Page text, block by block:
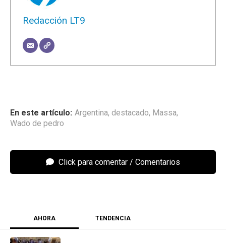
Redacción LT9
Argentina, destacado, Massa,
Wado de pedro
Click para comentar
AHORA TENDENCIA